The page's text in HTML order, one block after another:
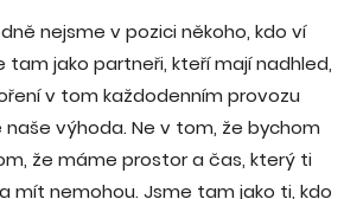
nejsme v pozici někoho, kdo ví
tam jako partneři, kteří mají nadhled,
v tom každodenním provozu
naše výhoda. Ne v tom, že bychom
že máme prostor a čas, který ti
mít nemohou. Jsme tam jako ti, kdo